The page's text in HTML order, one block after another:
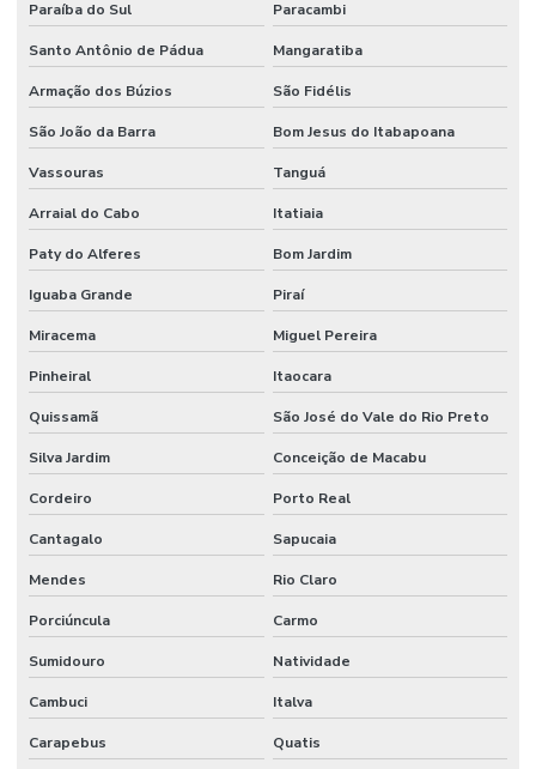
Paraíba do Sul Paracambi
Santo Antônio de Pádua Mangaratiba
Armação dos Búzios São Fidélis
São João da Barra Bom Jesus do Itabapoana
Vassouras Tanguá
Arraial do Cabo Itatiaia
Paty do Alferes Bom Jardim
Iguaba Grande Piraí
Miracema Miguel Pereira
Pinheiral Itaocara
Quissamã São José do Vale do Rio Preto
Silva Jardim Conceição de Macabu
Cordeiro Porto Real
Cantagalo Sapucaia
Mendes Rio Claro
Porciúncula Carmo
Sumidouro Natividade
Cambuci Italva
Carapebus Quatis